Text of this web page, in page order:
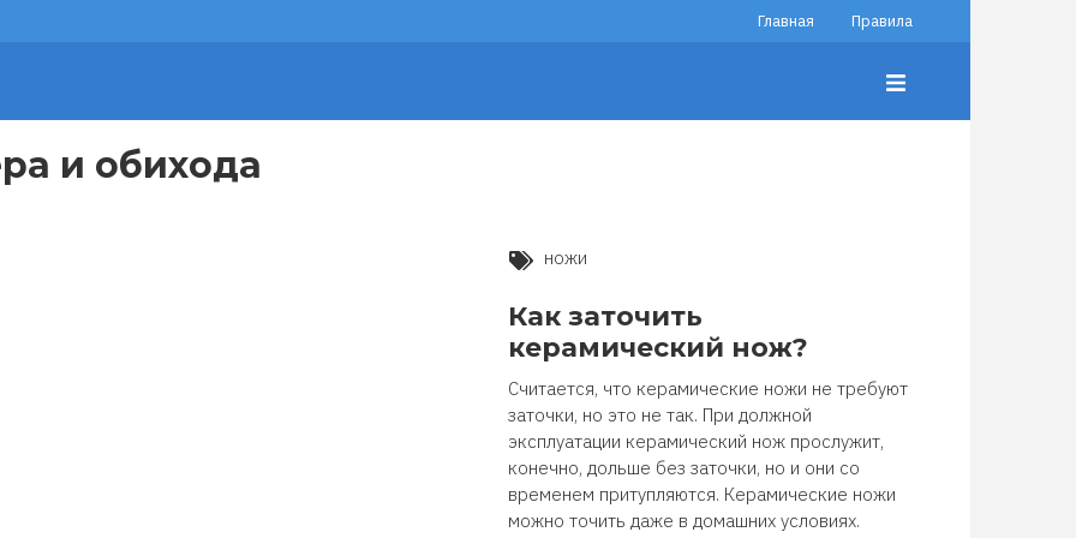
Главная Правила
и обихода
ножи
Как заточить
керамический нож?
Считается, что керамические ножи не требуют
заточки, но это не так. При должной
эксплуатации керамический нож прослужит,
конечно, дольше без заточки, но и они со
временем притупляются. Керамические ножи
можно точить даже в домашних условиях.